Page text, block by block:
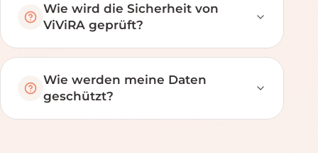
Wie wird die Sicherheit von
ViViRA geprüft?
Wie werden meine Daten
geschützt?